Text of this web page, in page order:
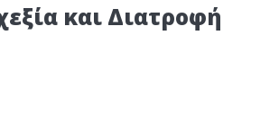
και Διατροφή